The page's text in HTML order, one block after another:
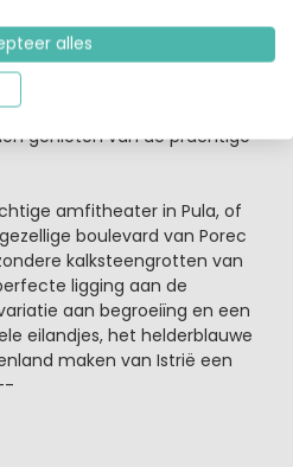
Het stadje Poreç is
verkennen, dan ontdek je
middeleeuwse stadjes en
genieten van de prachtige
amfitheater in Pula, of
boulevard van Porec
kalksteengrotten van
ligging aan de
aan begroeiïng en een
eilandjes, het helderblauwe
maken van Istrië een
alles